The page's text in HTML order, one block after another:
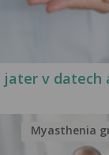
v datech
Myasthenia